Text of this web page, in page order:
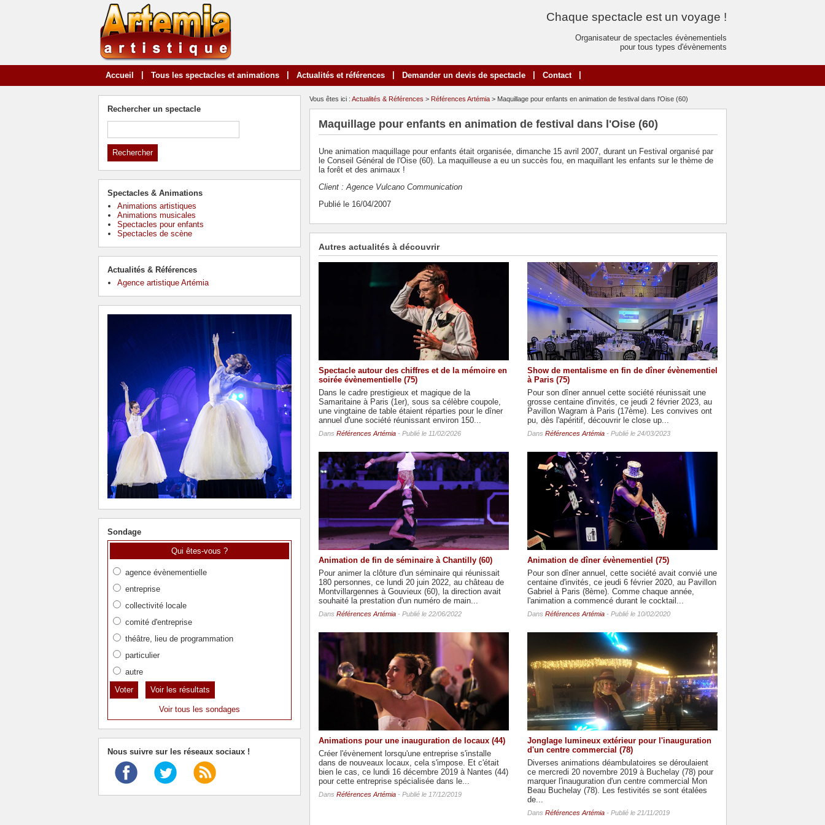
Chaque spectacle est un voyage !
Organisateur de spectacles évènementiels
pour tous types d'évènements
Accueil Tous les spectacles et animations Actualités et références Demander un devis de spectacle Contact
Vous êtes ici : Actualités & Références > Références Artémia > Maquillage pour enfants en animation de festival dans l'Oise (60)
Maquillage pour enfants en animation de festival dans l'Oise (60)
Une animation maquillage pour enfants était organisée, dimanche 15 avril 2007, durant un Festival organisé par
le Conseil Général de l'Oise (60). La maquilleuse a eu un succès fou, en maquillant les enfants sur le thème de
la forêt et des animaux !
Client : Agence Vulcano Communication
Publié le 16/04/2007
Autres actualités à découvrir
Spectacle autour des chiffres et de la mémoire en
soirée évènementielle (75)
Dans le cadre prestigieux et magique de la
Samaritaine à Paris (1er), sous sa célèbre coupole,
une vingtaine de table étaient réparties pour le dîner
annuel d'une société réunissant environ 150...
Dans Références Artémia - Publié le 11/02/2026
Show de mentalisme en fin de dîner évènementiel
à Paris (75)
Pour son dîner annuel cette société réunissait une
grosse centaine d'invités, ce jeudi 2 février 2023, au
Pavillon Wagram à Paris (17ème). Les convives ont
pu, dès l'apéritif, découvrir le close up...
Dans Références Artémia - Publié le 24/03/2023
Animation de fin de séminaire à Chantilly (60)
Pour animer la clôture d'un séminaire qui réunissait
180 personnes, ce lundi 20 juin 2022, au château de
Montvillargennes à Gouvieux (60), la direction avait
souhaité la prestation d'un numéro de main...
Dans Références Artémia - Publié le 22/06/2022
Animation de dîner évènementiel (75)
Pour son dîner annuel, cette société avait convié une
centaine d'invités, ce jeudi 6 février 2020, au Pavillon
Gabriel à Paris (8ème). Comme chaque année,
l'animation a commencé durant le cocktail...
Dans Références Artémia - Publié le 10/02/2020
Animations pour une inauguration de locaux (44)
Créer l'évènement lorsqu'une entreprise s'installe
dans de nouveaux locaux, cela s'impose. Et c'était
bien le cas, ce lundi 16 décembre 2019 à Nantes (44)
pour cette entreprise spécialisée dans le...
Dans Références Artémia - Publié le 17/12/2019
Jonglage lumineux extérieur pour l'inauguration
d'un centre commercial (78)
Diverses animations déambulatoires se déroulaient
ce mercredi 20 novembre 2019 à Buchelay (78) pour
marquer l'inauguration d'un centre commercial Mon
Beau Buchelay (78). Les festivités se sont étalées
de...
Dans Références Artémia - Publié le 21/11/2019
Rechercher un spectacle
Spectacles & Animations
Animations artistiques
Animations musicales
Spectacles pour enfants
Spectacles de scène
Actualités & Références
Agence artistique Artémia
Sondage
Qui êtes-vous ?
agence évènementielle
entreprise
collectivité locale
comité d'entreprise
théâtre, lieu de programmation
particulier
autre
Voir les résultats
Voir tous les sondages
Nous suivre sur les réseaux sociaux !